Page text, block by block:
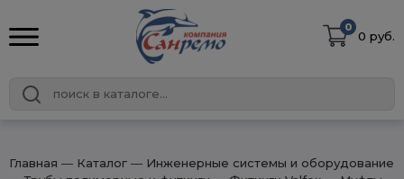
0
0 руб.
Главная ― Каталог ― Инженерные системы и оборудование